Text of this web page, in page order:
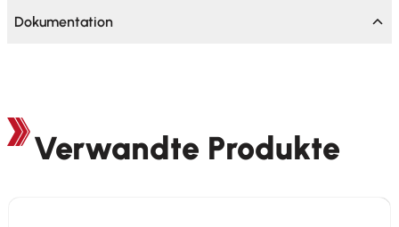
Dokumentation
Verwandte Produkte